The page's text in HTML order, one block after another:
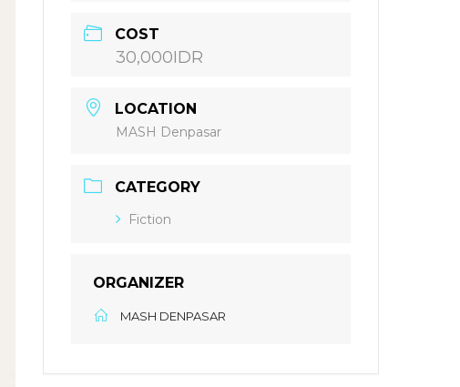
COST
30,000IDR
LOCATION
MASH Denpasar
CATEGORY
Fiction
ORGANIZER
MASH DENPASAR